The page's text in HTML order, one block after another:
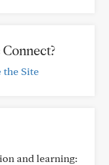
the Site
and learning: